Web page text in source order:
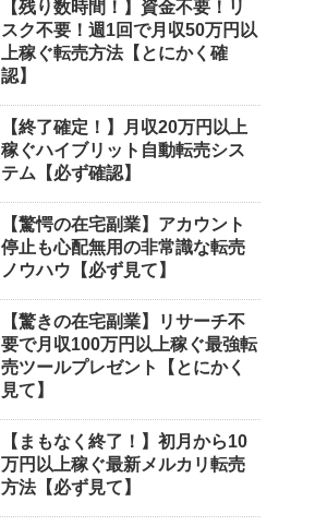
【残り数時間！】資金不要！リ
スク不要！週1回で月収50万円以
上稼ぐ転売方法【とにかく確
認】
【終了確定！】月収20万円以上
稼ぐハイブリット自動転売シス
テム【必ず確認】
【驚愕の在宅副業】アカウント
停止も心配無用の非常識な転売
ノウハウ【必ず見て】
【驚きの在宅副業】リサーチ不
要で月収100万円以上稼ぐ最強転
売ツールプレゼント【とにかく
見て】
【まもなく終了！】初月から10
万円以上稼ぐ最新メルカリ転売
方法【必ず見て】